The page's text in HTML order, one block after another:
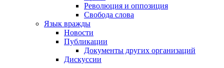
Революция и оппозиция
Свобода слова
Язык вражды
Новости
Публикации
Документы других организаций
Дискуссии